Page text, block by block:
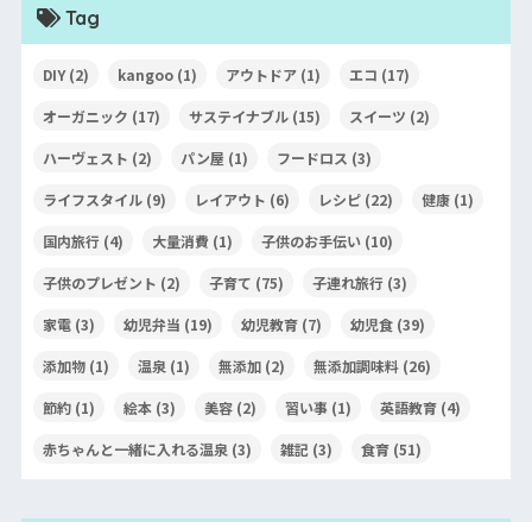
Tag
DIY(2) kangoo(1) アウトドア(1) エコ (17)
オーガニック (17) サステイナブル(15) スイーツ (2)
ハーヴェスト (2) パン屋 (1) フードロス (3)
ライフスタイル(9) レイアウト (6) レシピ(22) 健康(1)
国内旅行 (4) 大量消費(1) 子供のお手伝い(10)
子供のプレゼント (2) 子育て (75) 子連れ旅行 (3)
家電(3) 幼児弁当 (19) 幼児教育(7) 幼児食(39)
添加物(1) 温泉 (1) 無添加(2) 無添加調味料(26)
節約(1) 絵本 (3) 美容(2) 習い事(1) 英語教育(4)
赤ちゃんと一緒に入れる温泉 (3) 雑記 (3) 食育(51)